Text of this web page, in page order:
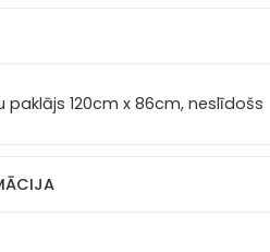
120cm x 86cm, neslīdošs